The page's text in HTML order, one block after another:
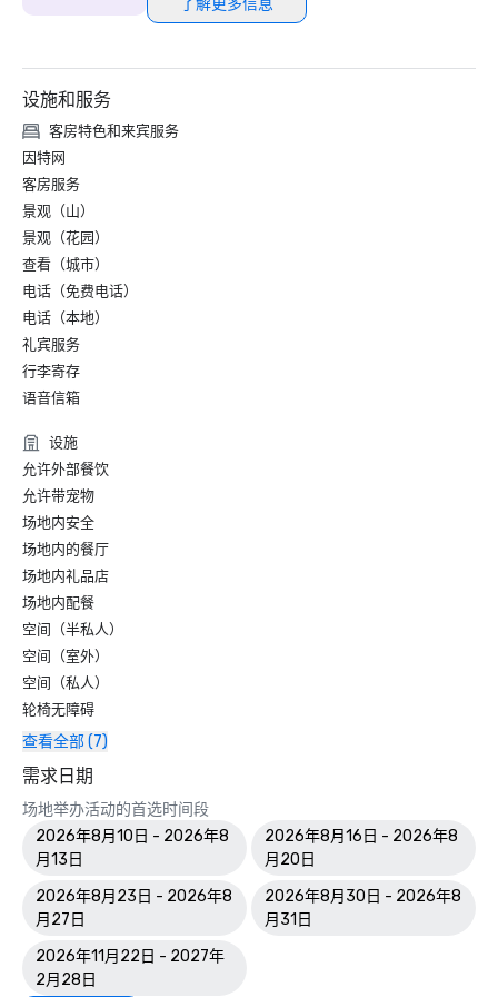
设施和服务
客房特色和来宾服务
因特网
客房服务
景观（山）
景观（花园）
查看（城市）
电话（免费电话）
电话（本地）
礼宾服务
行李寄存
语音信箱
设施
允许外部餐饮
允许带宠物
场地内安全
场地内的餐厅
场地内礼品店
场地内配餐
空间（半私人）
空间（室外）
空间（私人）
轮椅无障碍
查看全部 (7)
需求日期
场地举办活动的首选时间段
2026年8月10日 - 2026年8
月13日
2026年8月16日 - 2026年8
月20日
2026年8月23日 - 2026年8
月27日
2026年8月30日 - 2026年8
月31日
2026年11月22日 - 2027年
2月28日